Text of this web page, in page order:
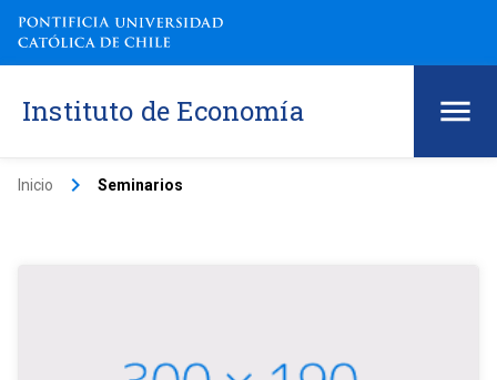
Instituto de Economía
Inicio keyboard_arrow_right Seminarios